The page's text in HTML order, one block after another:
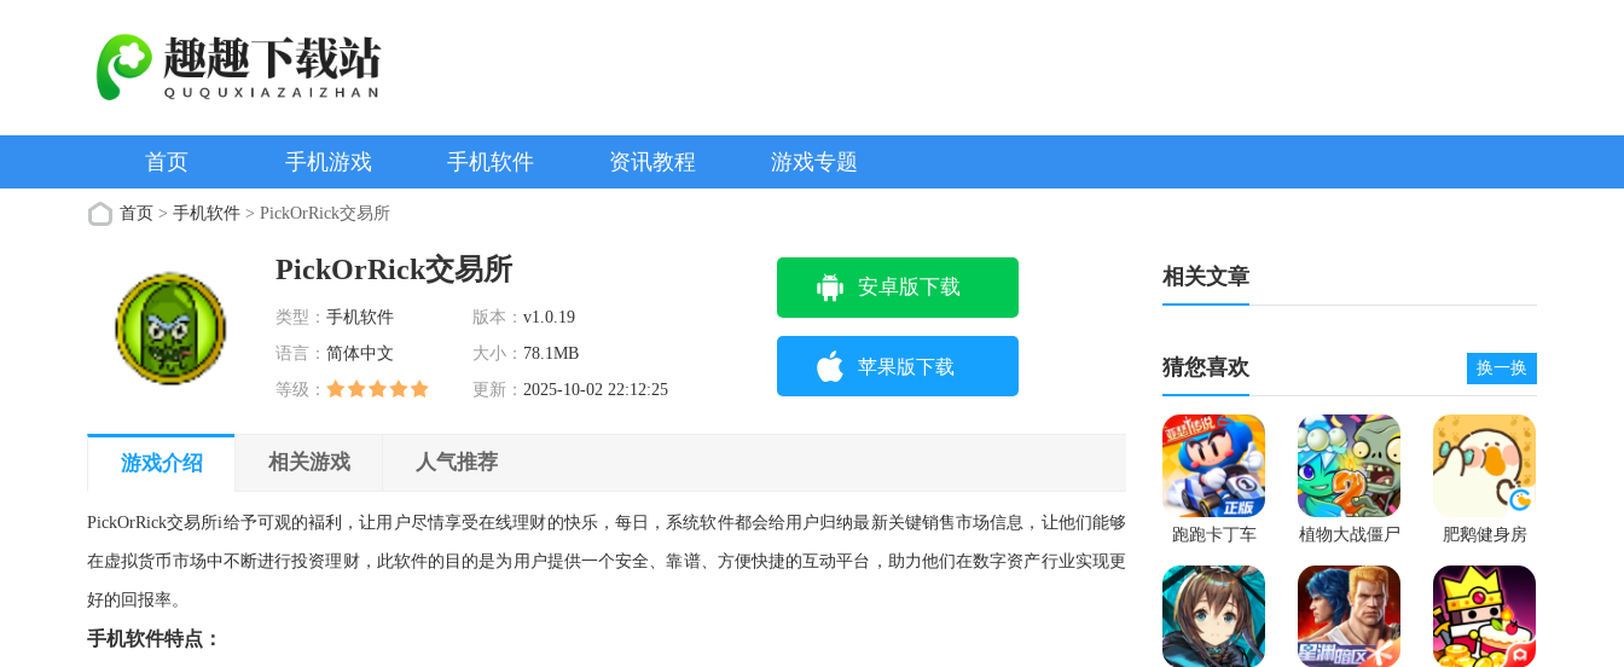
首页 手机游戏 手机软件 资讯教程 游戏专题
首页 > 手机软件 > PickOrRick交易所
PickOrRick交易所
类型： 手机软件 版本： v1.0.19
语言： 简体中文 大小： 78.1MB
等级：
更新： 2025-10-02 22:12:25
安卓版下载
苹果版下载
游戏介绍 相关游戏 人气推荐
PickOrRick交易所i给予可观的褔利，让用户尽情享受在线理财的快乐，每日，系统软件都会给用户归纳最新关键销售市场信息，让他们能够
在虚拟货币市场中不断进行投资理财，此软件的目的是为用户提供一个安全、靠谱、方便快捷的互动平台，助力他们在数字资产行业实现更
好的回报率。
手机软件特点：
相关文章
猜您喜欢 换一换
跑跑卡丁车
植物大战僵尸
肥鹅健身房